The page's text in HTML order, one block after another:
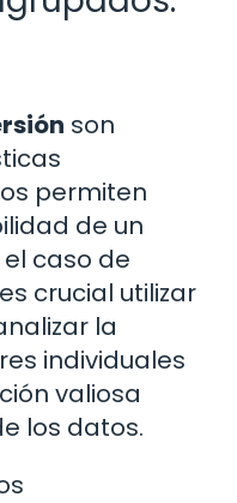
son
permiten
de un
caso de
crucial utilizar
la
individuales
valiosa
los datos.